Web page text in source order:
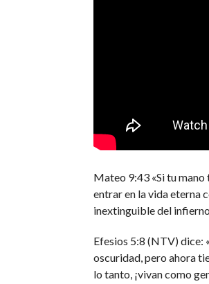
Mateo 9:43 «Si tu
entrar en la vida eterna
inextinguible del
Efesios 5:8 (NTV) dice:
oscuridad, pero ahora
lo tanto, ¡vivan como